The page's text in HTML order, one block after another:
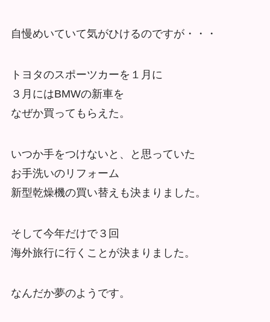
自慢めいていて気がひけるのですが・・・
トヨタのスポーツカーを１月に
３月にはBMWの新車を
なぜか買ってもらえた。
いつか手をつけないと、と思っていた
お手洗いのリフォーム
新型乾燥機の買い替えも決まりました。
そして今年だけで３回
海外旅行に行くことが決まりました。
なんだか夢のようです。